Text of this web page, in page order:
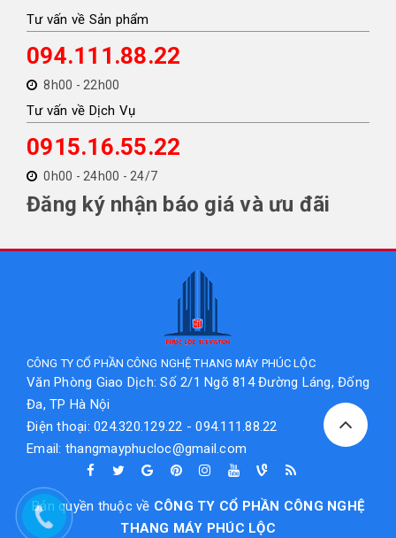
Tư vấn về Sản phẩm
094.111.88.22
8h00 - 22h00
Tư vấn về Dịch Vụ
0915.16.55.22
0h00 - 24h00 - 24/7
Đăng ký nhận báo giá và ưu đãi
CÔNG TY CỔ PHẦN CÔNG NGHỆ THANG MÁY PHÚC LỘC
Văn Phòng Giao Dịch: Số 2/1 Ngõ 814 Đường Láng, Đống
Đa, TP Hà Nội
Điện thoại: 024.320.129.22 - 094.111.88.22
Email: thangmayphucloc@gmail.com
Bản quyền thuộc về CÔNG TY CỔ PHẦN CÔNG NGHỆ
THANG MÁY PHÚC LỘC